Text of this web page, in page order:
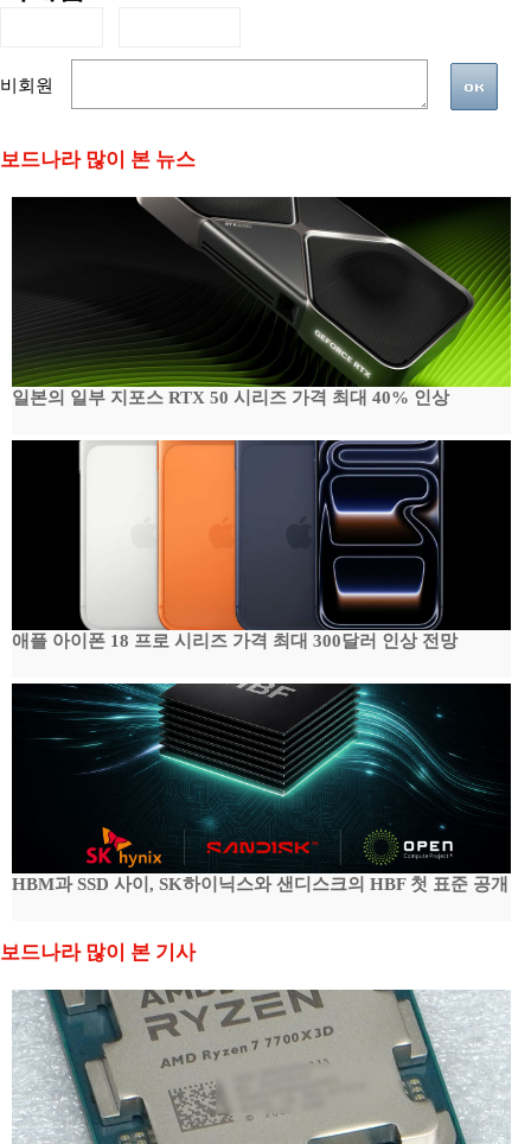
비회원
보드나라 많이 본 뉴스
일본의 일부 지포스 RTX 50 시리즈 가격 최대 40% 인상
애플 아이폰 18 프로 시리즈 가격 최대 300달러 인상 전망
HBM과 SSD 사이, SK하이닉스와 샌디스크의 HBF 첫 표준 공개
보드나라 많이 본 기사